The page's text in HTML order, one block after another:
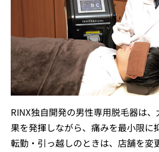
RINX独自開発の男性専用脱毛器は
果を発揮しながら、痛みを最小限に
転勤・引っ越しのときは、店舗を変